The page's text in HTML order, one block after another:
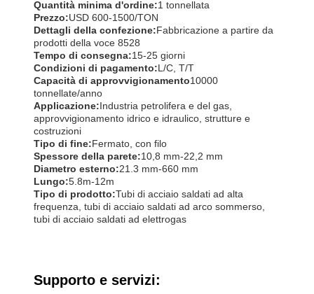
Quantità minima d'ordine:1 tonnellata
Prezzo:USD 600-1500/TON
Dettagli della confezione:Fabbricazione a partire da
prodotti della voce 8528
Tempo di consegna:15-25 giorni
Condizioni di pagamento:L/C, T/T
Capacità di approvvigionamento10000
tonnellate/anno
Applicazione:Industria petrolifera e del gas,
approvvigionamento idrico e idraulico, strutture e
costruzioni
Tipo di fine:Fermato, con filo
Spessore della parete:10,8 mm-22,2 mm
Diametro esterno:21.3 mm-660 mm
Lungo:5.8m-12m
Tipo di prodotto:Tubi di acciaio saldati ad alta
frequenza, tubi di acciaio saldati ad arco sommerso,
tubi di acciaio saldati ad elettrogas
Supporto e servizi: